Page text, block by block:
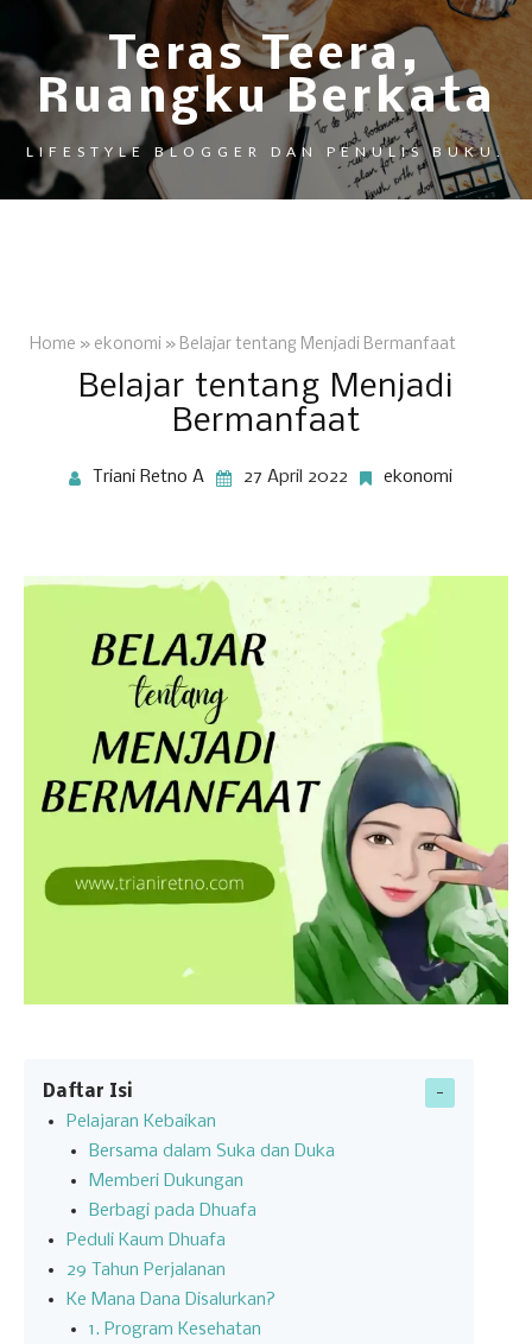
Teras Teera,
Ruangku Berkata
LIFESTYLE BLOGGER DAN PENULIS BUKU.
Home » ekonomi » Belajar tentang Menjadi Bermanfaat
Belajar tentang Menjadi
Bermanfaat
Triani Retno A 27 April 2022 ekonomi
Daftar Isi
Pelajaran Kebaikan
Bersama dalam Suka dan Duka
Memberi Dukungan
Berbagi pada Dhuafa
Peduli Kaum Dhuafa
29 Tahun Perjalanan
Ke Mana Dana Disalurkan?
1. Program Kesehatan